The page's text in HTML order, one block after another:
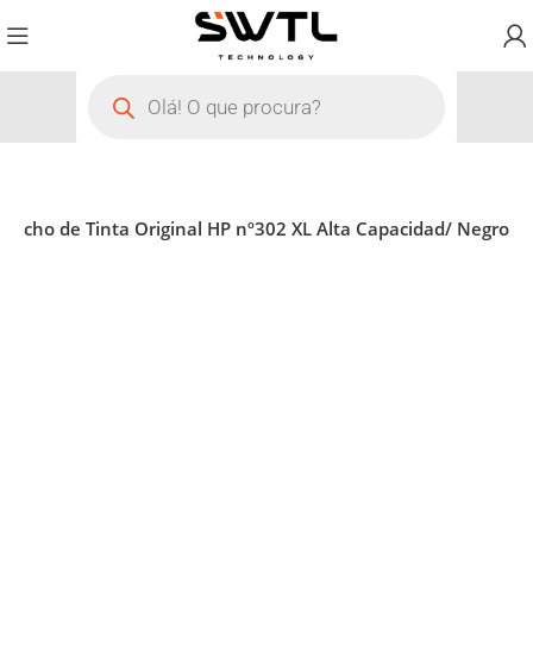
de Tinta Original HP nº302 XL Alta Capacidad/ Negro